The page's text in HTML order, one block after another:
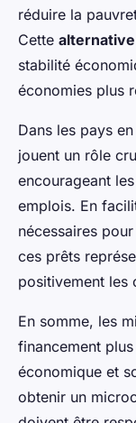
réduire la
Cette
stabilité
économies plus
Dans les pays
jouent un rôle
encourageant
emplois. En
nécessaires
ces prêts
positivement les
En somme, les
financement plus
économique et
obtenir un